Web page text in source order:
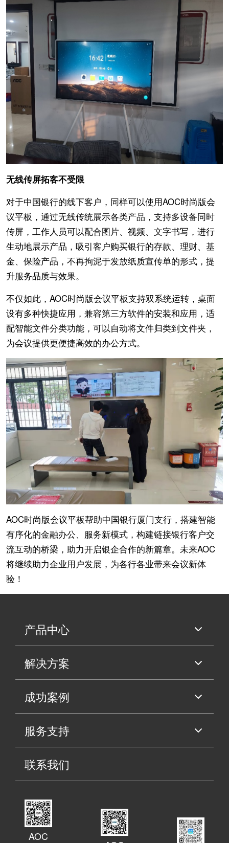
无线传屏拓客不受限
对于中国银行的线下客户，同样可以使用AOC时尚版会
议平板，通过无线传统展示各类产品，支持多设备同时
传屏，工作人员可以配合图片、视频、文字书写，进行
生动地展示产品，吸引客户购买银行的存款、理财、基
金、保险产品，不再拘泥于发放纸质宣传单的形式，提
升服务品质与效果。
不仅如此，AOC时尚版会议平板支持双系统运转，桌面
设有多种快捷应用，兼容第三方软件的安装和应用，适
配智能文件分类功能，可以自动将文件归类到文件夹，
为会议提供更便捷高效的办公方式。
AOC时尚版会议平板帮助中国银行厦门支行，搭建智能
有序化的金融办公、服务新模式，构建链接银行客户交
流互动的桥梁，助力开启银企合作的新篇章。未来AOC
将继续助力企业用户发展，为各行各业带来会议新体
验！
产品中心
解决方案
成功案例
服务支持
联系我们
AOC